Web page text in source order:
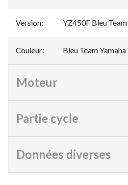
Version: YZ450F Bleu Team
Couleur: Bleu Team Yamaha
Moteur
Partie cycle
Données diverses